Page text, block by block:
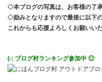
◇本ブログの写真は、お客様の了
◇励みとなりますので最後に以下
これからも応援よろしくお願いい
(-: ブログ村ランキング参加中 🙂